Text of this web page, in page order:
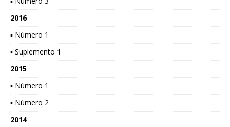
2016
▪ Número 1
▪ Suplemento 1
2015
▪ Número 1
▪ Número 2
2014